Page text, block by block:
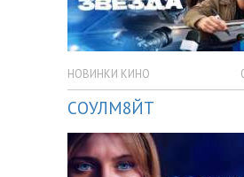
НОВИНКИ КИНО
СОУЛМ8ЙТ